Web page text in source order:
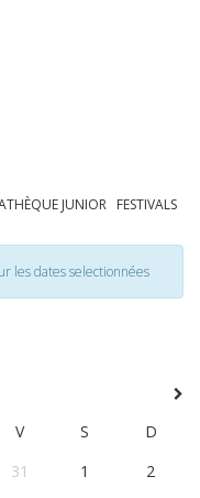
JUNIOR FESTIVALS
les dates selectionnées
V S
D
31 1
2